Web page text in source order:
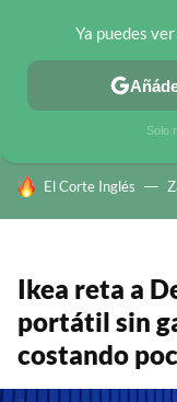
CHOLLOS TELEGRAM
HOY SE HABLA DE
El Corte Inglés
Ikea reta a
portátil sin
costando
Ya puedes
Solo